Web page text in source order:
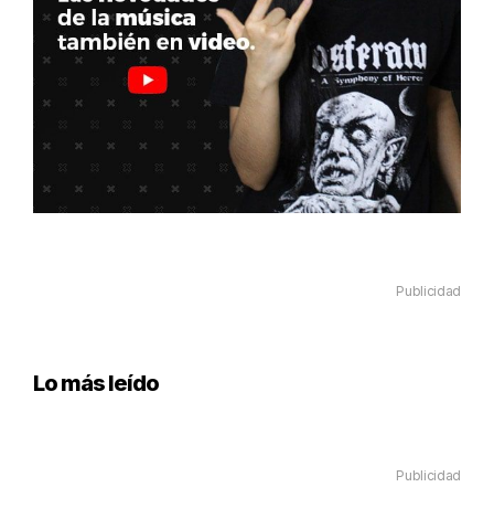
Publicidad
Lo más leído
Publicidad